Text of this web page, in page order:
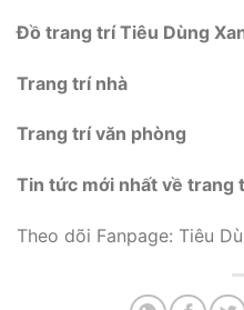
Đồ trang trí Tiêu Dùng
Trang trí nhà
Trang trí văn phòng
Tin tức mới nhất về trang
Theo dõi Fanpage: Tiêu